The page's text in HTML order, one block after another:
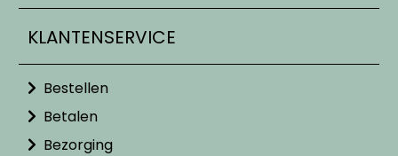
KLANTENSERVICE
Bestellen
Betalen
Bezorging